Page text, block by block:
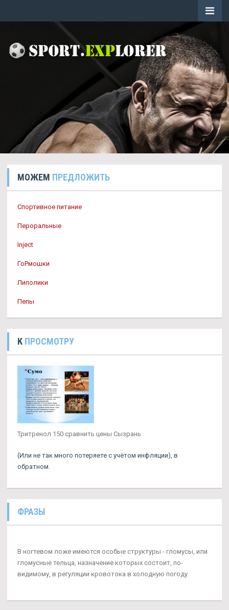
МОЖЕМ ПРЕДЛОЖИТЬ
Спортивное питание
Пероральные
Inject
ГоРмошки
Липолики
Пепы
К ПРОСМОТРУ
Тритренол 150 сравнить цены Сызрань
(Или не так много потеряете с учётом инфляции), в
обратном.
ФРАЗЫ
В ногтевом ложе имеются особые структуры - гломусы, или
гломусные тельца, назначение которых состоит, по-
видимому, в регуляции кровотока в холодную погоду.